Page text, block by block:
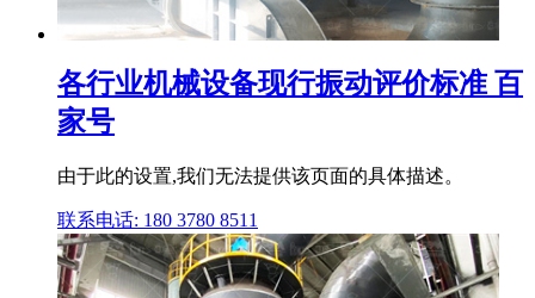
各行业机械设备现行振动评价标准 百
家号
由于此的设置,我们无法提供该页面的具体描述。
联系电话: 180 3780 8511